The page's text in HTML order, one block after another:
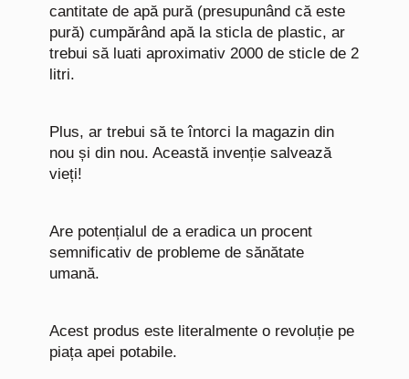
cantitate de apă pură (presupunând că este
pură) cumpărând apă la sticla de plastic, ar
trebui să luati aproximativ 2000 de sticle de 2
litri.
Plus, ar trebui să te întorci la magazin din
nou și din nou. Această invenție salvează
vieți!
Are potențialul de a eradica un procent
semnificativ de probleme de sănătate
umană.
Acest produs este literalmente o revoluție pe
piața apei potabile.